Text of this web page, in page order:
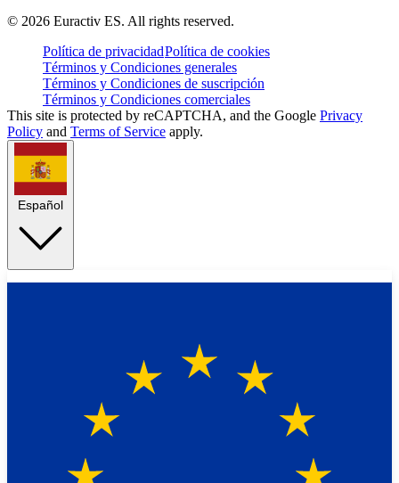
© 2026 Euractiv ES. All rights reserved.
Política de privacidadPolítica de cookies
Términos y Condiciones generales
Términos y Condiciones de suscripción
Términos y Condiciones comerciales
This site is protected by reCAPTCHA, and the Google Privacy
Policy and Terms of Service apply.
Español